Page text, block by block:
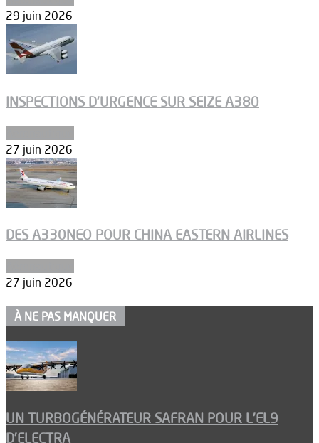
29 juin 2026
INSPECTIONS D’URGENCE SUR SEIZE A380
27 juin 2026
DES A330NEO POUR CHINA EASTERN AIRLINES
27 juin 2026
À NE PAS MANQUER
UN TURBOGÉNÉRATEUR SAFRAN POUR L’EL9
D’ELECTRA